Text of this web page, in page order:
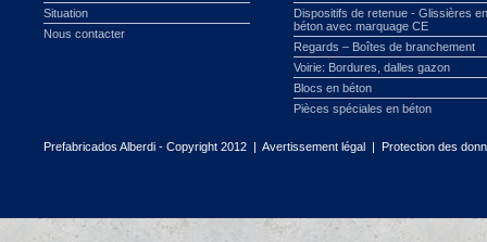
Situation
Nous contacter
Dispositifs de retenue - Glissières en
béton avec marquage CE
Regards – Boîtes de branchement
Voirie: Bordures, dalles gazon
Blocs en béton
Pièces spéciales en béton
Prefabricados Alberdi - Copyright 2012 | Avertissement légal | Protection des